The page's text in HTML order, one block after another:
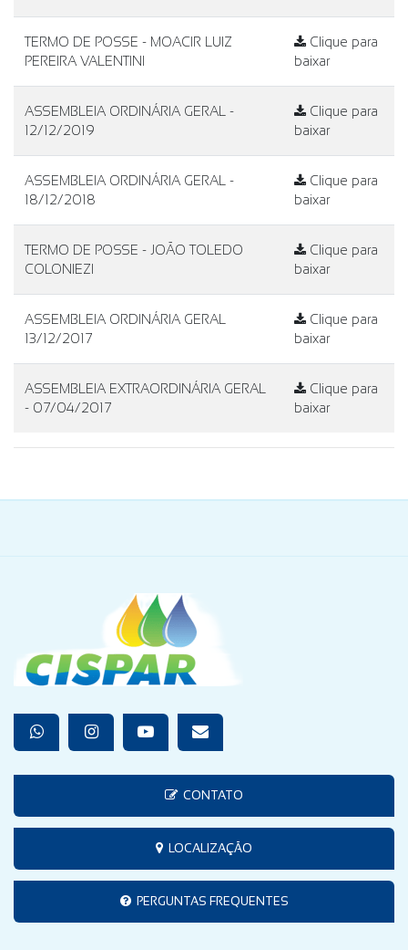
TERMO DE POSSE - MOACIR LUIZ
PEREIRA VALENTINI
Clique para
baixar
ASSEMBLEIA ORDINÁRIA GERAL -
12/12/2019
Clique para
baixar
ASSEMBLEIA ORDINÁRIA GERAL -
18/12/2018
Clique para
baixar
TERMO DE POSSE - JOÃO TOLEDO
COLONIEZI
Clique para
baixar
ASSEMBLEIA ORDINÁRIA GERAL
13/12/2017
Clique para
baixar
ASSEMBLEIA EXTRAORDINÁRIA GERAL
- 07/04/2017
Clique para
baixar
CONTATO
LOCALIZAÇÃO
PERGUNTAS FREQUENTES